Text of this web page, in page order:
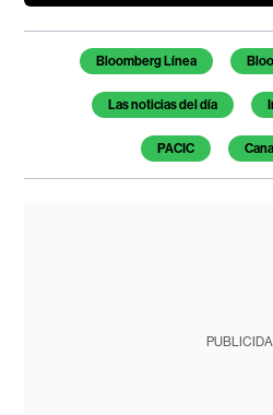
Temas de este artículo
Bloomberg Línea
Las noticias del día
PACIC